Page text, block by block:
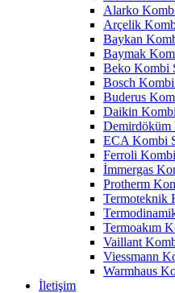
Alarko
Arçelik
Baykan
Baymak
Beko Kombi
Bosch
Buderus
Daikin
Demirdöküm
ECA Kombi
Ferroli
İmmergas
Protherm
Termoteknik
Termoakım
Vaillant
Viessmann
Warmhaus
İletişim